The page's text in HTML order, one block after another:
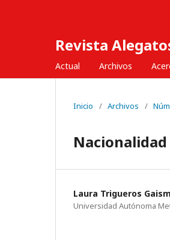
Revista
Actual Archivos
Inicio / Archivos /
Laura Trigueros
Universidad Autónoma